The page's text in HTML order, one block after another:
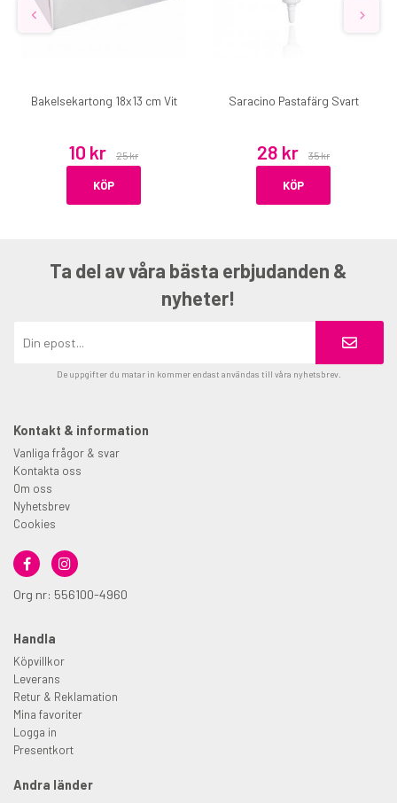
Bakelsekartong 18x13 cm Vit
10 kr 25 kr
KÖP
Saracino Pastafärg Svart
28 kr 35 kr
KÖP
Ta del av våra bästa erbjudanden &
nyheter!
De uppgifter du matar in kommer endast användas till våra nyhetsbrev.
Kontakt & information
Vanliga frågor & svar
Kontakta oss
Om oss
Nyhetsbrev
Cookies
Org nr: 556100-4960
Handla
Köpvillkor
Leverans
Retur & Reklamation
Mina favoriter
Logga in
Presentkort
Andra länder